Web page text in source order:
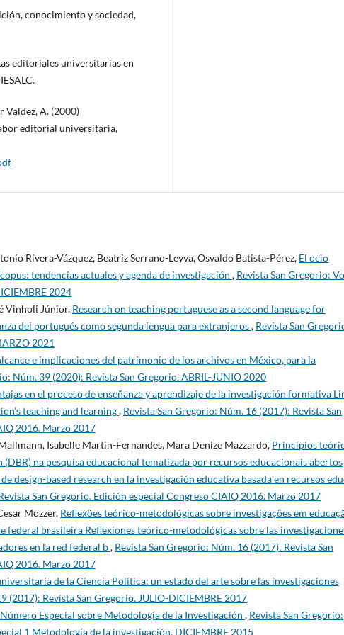
conocimiento y sociedad,
editoriales universitarias en
Valdez, A. (2000)
editorial universitaria,
Rivera-Vázquez, Beatriz Serrano-Leyva, Osvaldo Batista-Pérez, El ocio
tendencias actuales y agenda de investigación , Revista San Gregorio:
2024
Vinholi Júnior, Research on teaching portuguese as a second language for
del portugués como segunda lengua para extranjeros, Revista San
2021
e implicaciones del patrimonio de los archivos en México, para la
Núm. 39 (2020): Revista San Gregorio. ABRIL-JUNIO 2020
en el proceso de enseñanza y aprendizaje de la investigación formativa
teaching and learning, Revista San Gregorio: Núm. 16 (2017): Revista San
2016. Marzo 2017
Isabelle Martin-Fernandes, Mara Denize Mazzardo, Princípios
na pesquisa educacional tematizada por recursos educacionais abertos
design-based research en la investigación educativa basada en recursos
San Gregorio. Edición especial Congreso CIAIQ 2016. Marzo 2017
Mozzer, Reflexões teórico-metodológicas sobre investigações em
federal brasileira Reflexiones teórico-metodológicas sobre las
en la red federal b, Revista San Gregorio: Núm. 16 (2017): Revista San
2016. Marzo 2017
de la Ciencia Política: un estado del arte sobre las investigaciones
(2017): Revista San Gregorio. JULIO-DICIEMBRE 2017
Especial sobre Metodología de la Investigación , Revista San Gregorio:
1 Metodología de la investigación. DICIEMBRE 2015